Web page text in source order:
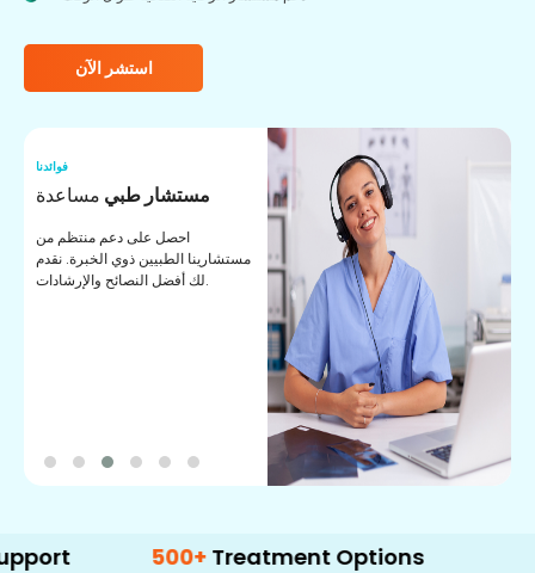
استشر الآن
فوائدنا
مستشار طبي مساعدة
احصل على دعم منتظم من
مستشارينا الطبيين ذوي الخبرة. نقدم
لك أفضل النصائح والإرشادات.
500+ Treatment Options